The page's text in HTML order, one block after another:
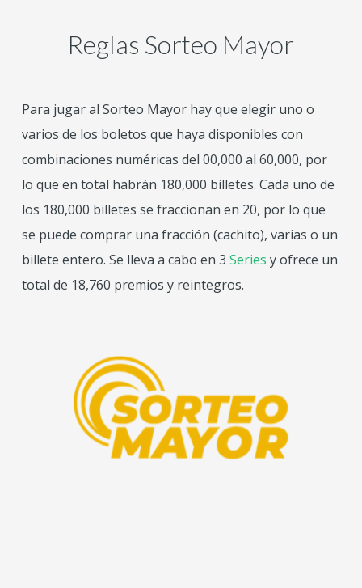
Reglas Sorteo Mayor
Para jugar al Sorteo Mayor hay que elegir uno o
varios de los boletos que haya disponibles con
combinaciones numéricas del 00,000 al 60,000, por
lo que en total habrán 180,000 billetes. Cada uno de
los 180,000 billetes se fraccionan en 20, por lo que
se puede comprar una fracción (cachito), varias o un
billete entero. Se lleva a cabo en 3 Series y ofrece un
total de 18,760 premios y reintegros.